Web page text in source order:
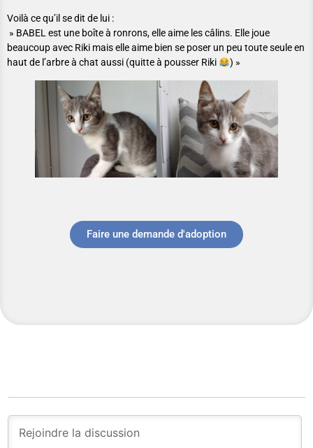
Voilà ce qu’il se dit de lui :
» BABEL est une boîte à ronrons, elle aime les câlins. Elle joue
beaucoup avec Riki mais elle aime bien se poser un peu toute seule en
haut de l’arbre à chat aussi (quitte à pousser Riki
) »
Faire une demande d'adoption